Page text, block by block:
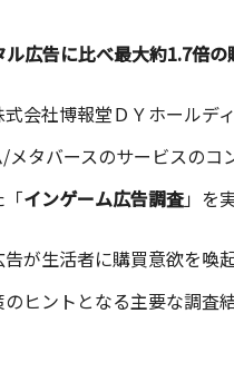
ル広告に比べ最大約1.7倍
会社博報堂ＤＹホールデ
タバースのサービスのコ
インゲーム広告調査」を
が生活者に購買意欲を喚
ヒントとなる主要な調査